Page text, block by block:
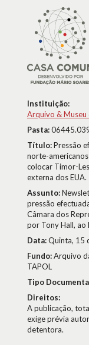
Instituição:
Arquivo & Museu
Pasta:
Título:Pressão
norte-
colocar Timor-
externa dos EUA.
Assunto:
pressão
Câmara dos
por Tony Hall, ao
Data:Quinta, 15
Fundo:Arquivo
TAPOL
Tipo
Direitos:
A publicação,
exige prévia
detentora.